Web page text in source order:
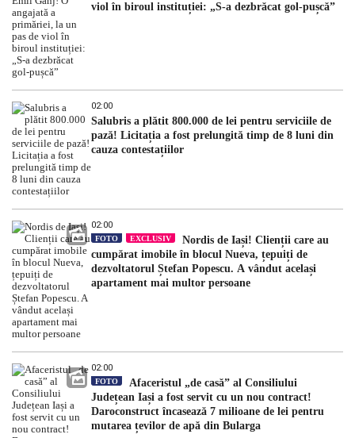
viol în biroul instituției: „S-a dezbrăcat gol-pușcă”
02:00
Salubris a plătit 800.000 de lei pentru serviciile de
pază! Licitația a fost prelungită timp de 8 luni din
cauza contestațiilor
02:00
FOTO EXCLUSIV
Nordis de Iași! Clienții care au
cumpărat imobile în blocul Nueva, țepuiți de
dezvoltatorul Ștefan Popescu. A vândut același
apartament mai multor persoane
02:00
FOTO
Afaceristul „de casă” al Consiliului
Județean Iași a fost servit cu un nou contract!
Daroconstruct încasează 7 milioane de lei pentru
mutarea țevilor de apă din Bularga